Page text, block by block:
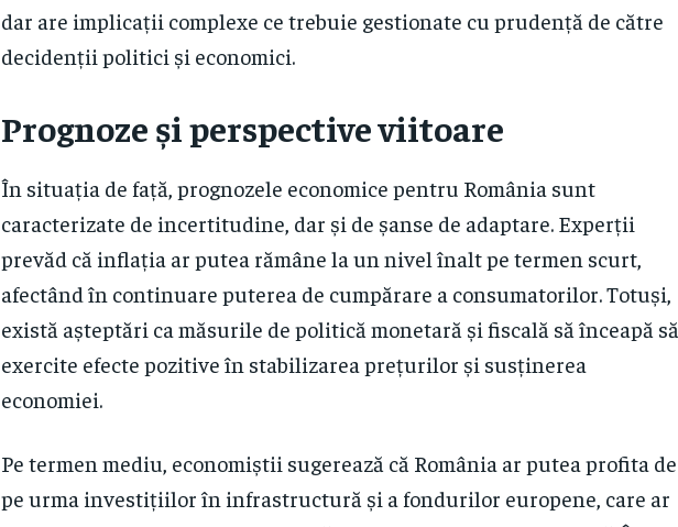
dar are implicații complexe ce trebuie gestionate cu prudență de către
decidenții politici și economici.
Prognoze și perspective viitoare
În situația de față, prognozele economice pentru România sunt
caracterizate de incertitudine, dar și de șanse de adaptare. Experții
prevăd că inflația ar putea rămâne la un nivel înalt pe termen scurt,
afectând în continuare puterea de cumpărare a consumatorilor. Totuși,
există așteptări ca măsurile de politică monetară și fiscală să înceapă să
exercite efecte pozitive în stabilizarea prețurilor și susținerea
economiei.
Pe termen mediu, economiștii sugerează că România ar putea profita de
pe urma investițiilor în infrastructură și a fondurilor europene, care ar